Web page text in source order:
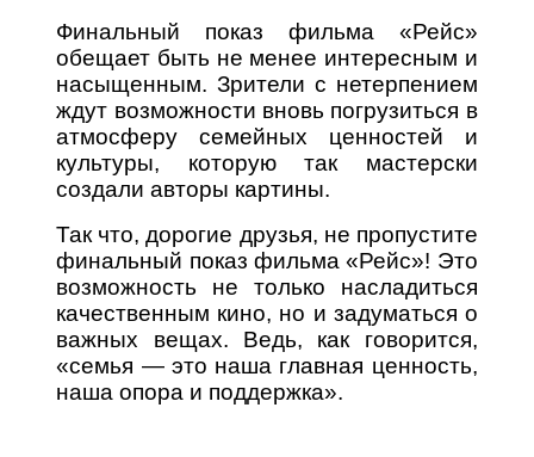
Финальный показ фильма «Рейс»
обещает быть не менее интересным и
насыщенным. Зрители с нетерпением
ждут возможности вновь погрузиться в
атмосферу семейных ценностей и
культуры, которую так мастерски
создали авторы картины.
Так что, дорогие друзья, не пропустите
финальный показ фильма «Рейс»! Это
возможность не только насладиться
качественным кино, но и задуматься о
важных вещах. Ведь, как говорится,
«семья — это наша главная ценность,
наша опора и поддержка».